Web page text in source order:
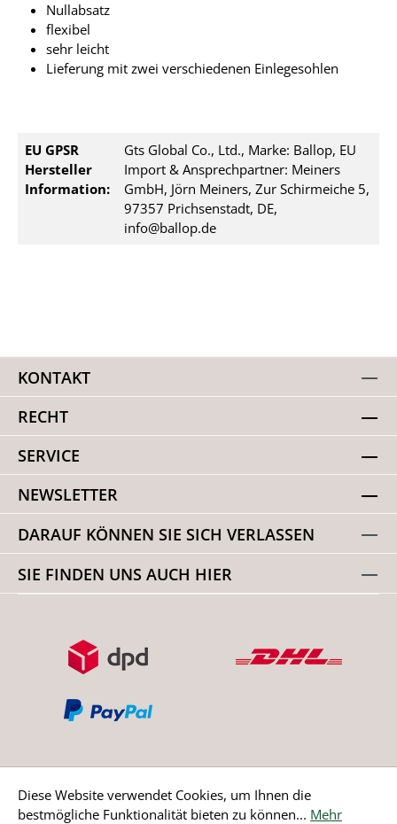
Nullabsatz
flexibel
sehr leicht
Lieferung mit zwei verschiedenen Einlegesohlen
EU GPSR
Hersteller
Information:
Gts Global Co., Ltd., Marke: Ballop, EU
Import & Ansprechpartner: Meiners
GmbH, Jörn Meiners, Zur Schirmeiche 5,
97357 Prichsenstadt, DE,
info@ballop.de
KONTAKT
RECHT
SERVICE
NEWSLETTER
DARAUF KÖNNEN SIE SICH VERLASSEN
SIE FINDEN UNS AUCH HIER
Bestellung widerrufen
Diese Website verwendet Cookies, um Ihnen die
bestmögliche Funktionalität bieten zu können... Mehr